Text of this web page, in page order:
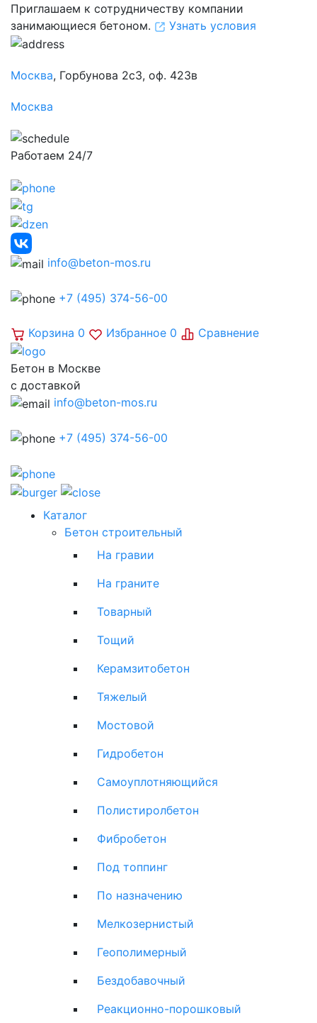
Приглашаем к сотрудничеству компании
занимающиеся бетоном.
Узнать условия
Москва, Горбунова 2с3, оф. 423в
Москва
Работаем 24/7
info@beton-mos.ru
+7 (495) 374-56-00
Корзина 0 Избранное 0 Сравнение
Бетон в Москве
с доставкой
info@beton-mos.ru
+7 (495) 374-56-00
Каталог
Бетон строительный
На гравии
На граните
Товарный
Тощий
Керамзитобетон
Тяжелый
Мостовой
Гидробетон
Самоуплотняющийся
Полистиролбетон
Фибробетон
Под топпинг
По назначению
Мелкозернистый
Геополимерный
Бездобавочный
Реакционно-порошковый